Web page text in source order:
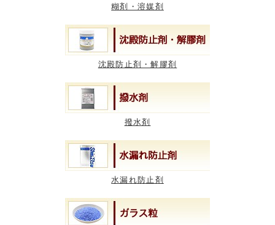
糊剤・溶媒剤
沈殿防止剤・解膠剤
撥水剤
水漏れ防止剤